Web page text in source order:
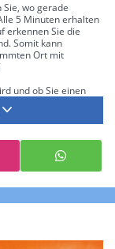
wo gerade
5 Minuten erhalten
erkennen Sie die
Somit kann
Ort mit
und ob Sie einen
Richtlinien
Regen- bzw.
hellen Blautöne
mit einer
mäßige bis
bereits Gewitter
mit